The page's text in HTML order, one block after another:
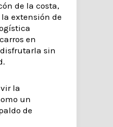
de la costa,
extensión de
en
sin
la
un
de